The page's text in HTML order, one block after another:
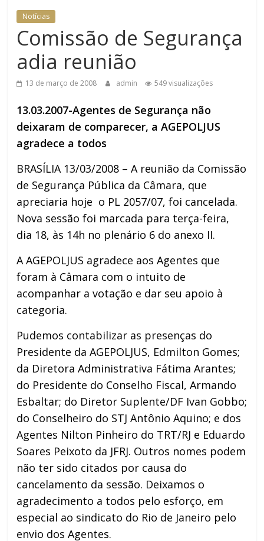
Notícias
Comissão de Segurança
adia reunião
13 de março de 2008 admin 549 visualizações
13.03.2007-Agentes de Segurança não
deixaram de comparecer, a AGEPOLJUS
agradece a todos
BRASÍLIA 13/03/2008 – A reunião da Comissão
de Segurança Pública da Câmara, que
apreciaria hoje o PL 2057/07, foi cancelada.
Nova sessão foi marcada para terça-feira,
dia 18, às 14h no plenário 6 do anexo II.
A AGEPOLJUS agradece aos Agentes que
foram à Câmara com o intuito de
acompanhar a votação e dar seu apoio à
categoria.
Pudemos contabilizar as presenças do
Presidente da AGEPOLJUS, Edmilton Gomes;
da Diretora Administrativa Fátima Arantes;
do Presidente do Conselho Fiscal, Armando
Esbaltar; do Diretor Suplente/DF Ivan Gobbo;
do Conselheiro do STJ Antônio Aquino; e dos
Agentes Nilton Pinheiro do TRT/RJ e Eduardo
Soares Peixoto da JFRJ. Outros nomes podem
não ter sido citados por causa do
cancelamento da sessão. Deixamos o
agradecimento a todos pelo esforço, em
especial ao sindicato do Rio de Janeiro pelo
envio dos Agentes.